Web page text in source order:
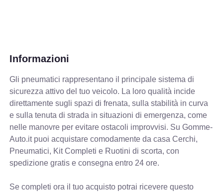
Informazioni
Gli pneumatici rappresentano il principale sistema di
sicurezza attivo del tuo veicolo. La loro qualità incide
direttamente sugli spazi di frenata, sulla stabilità in curva
e sulla tenuta di strada in situazioni di emergenza, come
nelle manovre per evitare ostacoli improvvisi. Su Gomme-
Auto.it puoi acquistare comodamente da casa Cerchi,
Pneumatici, Kit Completi e Ruotini di scorta, con
spedizione gratis e consegna entro 24 ore.
Se completi ora il tuo acquisto potrai ricevere questo